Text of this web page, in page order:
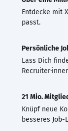
Entdecke mit
passt.
Persönliche
Lass Dich
21 Mio.
Knüpf neue
besseres Job-